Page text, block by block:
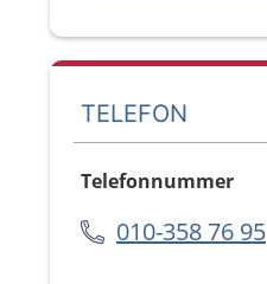
TELEFON
Telefonnummer
010-358 76 95